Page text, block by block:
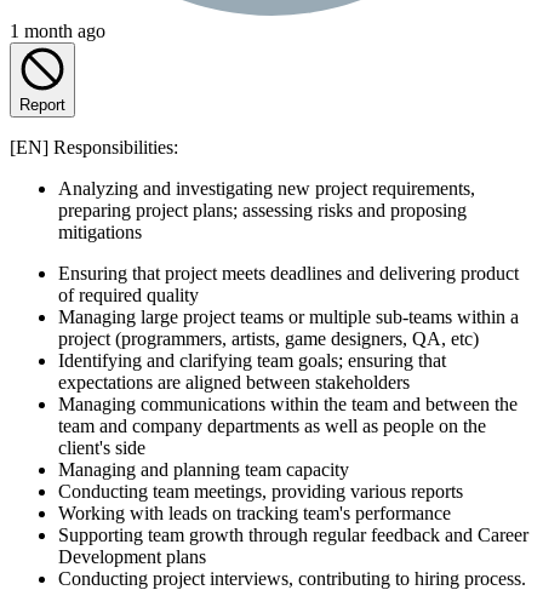
1 month ago
Report
[EN] Responsibilities:
Analyzing and investigating new project requirements,
preparing project plans; assessing risks and proposing
mitigations
Ensuring that project meets deadlines and delivering product
of required quality
Managing large project teams or multiple sub-teams within a
project (programmers, artists, game designers, QA, etc)
Identifying and clarifying team goals; ensuring that
expectations are aligned between stakeholders
Managing communications within the team and between the
team and company departments as well as people on the
client's side
Managing and planning team capacity
Conducting team meetings, providing various reports
Working with leads on tracking team's performance
Supporting team growth through regular feedback and Career
Development plans
Conducting project interviews, contributing to hiring process.